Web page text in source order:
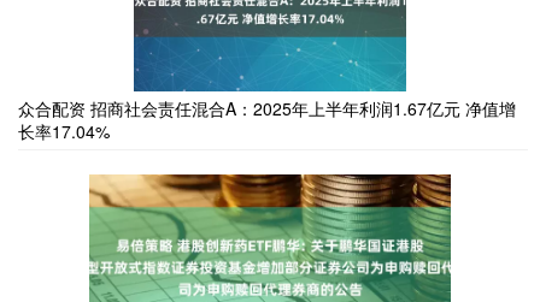
众合配资 招商社会责任混合A：2025年上半年利润1.67亿元 净值增
长率17.04%